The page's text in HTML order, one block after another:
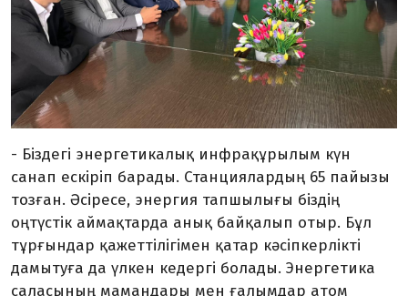
- Біздегі энергетикалық инфрақұрылым күн
санап ескіріп барады. Станциялардың 65 пайызы
тозған. Әсіресе, энергия тапшылығы біздің
оңтүстік аймақтарда анық байқалып отыр. Бұл
тұрғындар қажеттілігімен қатар кәсіпкерлікті
дамытуға да үлкен кедергі болады. Энергетика
саласының мамандары мен ғалымдар атом